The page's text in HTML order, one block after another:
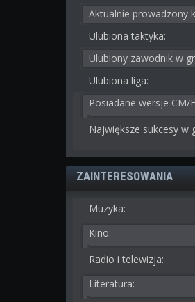
Aktualnie prowadzony
Ulubiona taktyka:
Ulubiony zawodnik w
Ulubiona liga:
Posiadane wersje CM/
Największe sukcesy w
ZAINTERESOWANIA
Muzyka:
Kino:
Radio i telewizja:
Literatura: